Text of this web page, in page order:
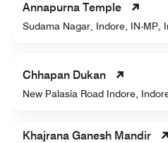
Annapurna Temple
Sudama Nagar, Indore, IN-MP,
Chhapan Dukan
New Palasia Road Indore,
Khajrana Ganesh Mandir